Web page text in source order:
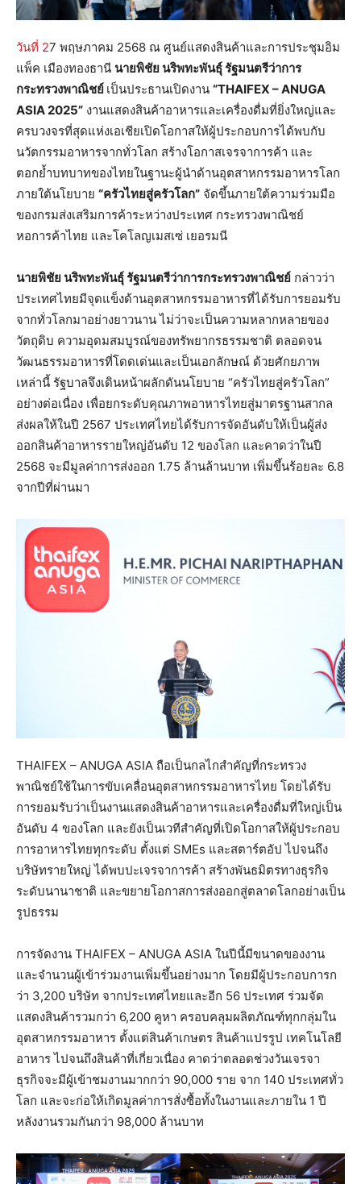
วันที่ 27 พฤษภาคม 2568 ณ ศูนย์แสดงสินค้าและการประชุมอิม
แพ็ค เมืองทองธานี นายพิชัย นริพทะพันธุ์ รัฐมนตรีว่าการ
กระทรวงพาณิชย์ เป็นประธานเปิดงาน “THAIFEX – ANUGA
ASIA 2025” งานแสดงสินค้าอาหารและเครื่องดื่มที่ยิ่งใหญ่และ
ครบวงจรที่สุดแห่งเอเชียเปิดโอกาสให้ผู้ประกอบการได้พบกับ
นวัตกรรมอาหารจากทั่วโลก สร้างโอกาสเจรจาการค้า และ
ตอกย้ำบทบาทของไทยในฐานะผู้นำด้านอุตสาหกรรมอาหารโลก
ภายใต้นโยบาย “ครัวไทยสู่ครัวโลก” จัดขึ้นภายใต้ความร่วมมือ
ของกรมส่งเสริมการค้าระหว่างประเทศ กระทรวงพาณิชย์
หอการค้าไทย และโคโลญเมสเซ่ เยอรมนี
นายพิชัย นริพทะพันธุ์ รัฐมนตรีว่าการกระทรวงพาณิชย์ กล่าวว่า
ประเทศไทยมีจุดแข็งด้านอุตสาหกรรมอาหารที่ได้รับการยอมรับ
จากทั่วโลกมาอย่างยาวนาน ไม่ว่าจะเป็นความหลากหลายของ
วัตถุดิบ ความอุดมสมบูรณ์ของทรัพยากรธรรมชาติ ตลอดจน
วัฒนธรรมอาหารที่โดดเด่นและเป็นเอกลักษณ์ ด้วยศักยภาพ
เหล่านี้ รัฐบาลจึงเดินหน้าผลักดันนโยบาย “ครัวไทยสู่ครัวโลก”
อย่างต่อเนื่อง เพื่อยกระดับคุณภาพอาหารไทยสู่มาตรฐานสากล
ส่งผลให้ในปี 2567 ประเทศไทยได้รับการจัดอันดับให้เป็นผู้ส่ง
ออกสินค้าอาหารรายใหญ่อันดับ 12 ของโลก และคาดว่าในปี
2568 จะมีมูลค่าการส่งออก 1.75 ล้านล้านบาท เพิ่มขึ้นร้อยละ 6.8
จากปีที่ผ่านมา
THAIFEX – ANUGA ASIA ถือเป็นกลไกสำคัญที่กระทรวง
พาณิชย์ใช้ในการขับเคลื่อนอุตสาหกรรมอาหารไทย โดยได้รับ
การยอมรับว่าเป็นงานแสดงสินค้าอาหารและเครื่องดื่มที่ใหญ่เป็น
อันดับ 4 ของโลก และยังเป็นเวทีสำคัญที่เปิดโอกาสให้ผู้ประกอบ
การอาหารไทยทุกระดับ ตั้งแต่ SMEs และสตาร์ตอัป ไปจนถึง
บริษัทรายใหญ่ ได้พบปะเจรจาการค้า สร้างพันธมิตรทางธุรกิจ
ระดับนานาชาติ และขยายโอกาสการส่งออกสู่ตลาดโลกอย่างเป็น
รูปธรรม
การจัดงาน THAIFEX – ANUGA ASIA ในปีนี้มีขนาดของงาน
และจำนวนผู้เข้าร่วมงานเพิ่มขึ้นอย่างมาก โดยมีผู้ประกอบการก
ว่า 3,200 บริษัท จากประเทศไทยและอีก 56 ประเทศ ร่วมจัด
แสดงสินค้ารวมกว่า 6,200 คูหา ครอบคลุมผลิตภัณฑ์ทุกกลุ่มใน
อุตสาหกรรมอาหาร ตั้งแต่สินค้าเกษตร สินค้าแปรรูป เทคโนโลยี
อาหาร ไปจนถึงสินค้าที่เกี่ยวเนื่อง คาดว่าตลอดช่วงวันเจรจา
ธุรกิจจะมีผู้เข้าชมงานมากกว่า 90,000 ราย จาก 140 ประเทศทั่ว
โลก และจะก่อให้เกิดมูลค่าการสั่งซื้อทั้งในงานและภายใน 1 ปี
หลังงานรวมกันกว่า 98,000 ล้านบาท